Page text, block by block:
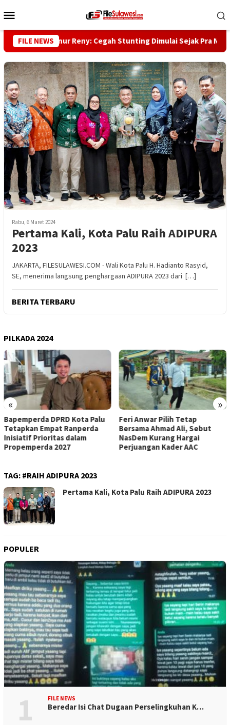
ke
Mobile
FILE NEWS
Gubernur Reny: Cegah Stunting Dimulai Sejak Pra Nikah
Rabu, 6 Maret 2024
Pertama Kali, Kota Palu Raih ADIPURA
2023
JAKARTA, FILESULAWESI.COM - Wali Kota Palu H. Hadianto Rasyid,
SE, menerima langsung penghargaan ADIPURA 2023 dari […]
BERITA TERBARU
PILKADA 2024
« »
Feri Anwar Pilih Tetap
Bersama Ahmad Ali, Sebut
NasDem Kurang Hargai
Perjuangan Kader AAC
Pengurus Inti DPW Partai
Nasdem Sulteng Resmi
Mengundurkan Diri dari
Kepengurusan
TAG: #RAIH ADIPURA 2023
Pertama Kali, Kota Palu Raih ADIPURA 2023
POPULER
1 FILE NEWS
Beredar Isi Chat Dugaan Perselingkuhan K…